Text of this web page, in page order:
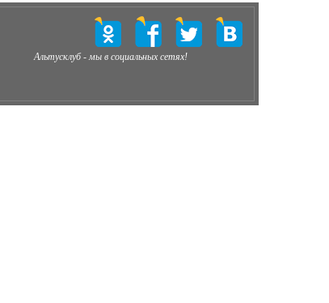
Альтусклуб - мы в социальных сетях!